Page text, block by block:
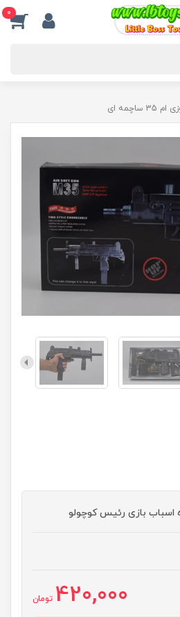
0
35 ساچمه ای
اسباب بازی رئیس کوچولو
420,000 تومان